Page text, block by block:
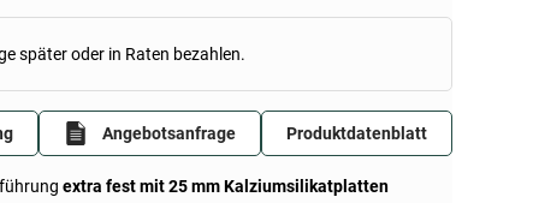
extra fest mit 25 mm Kalziumsilikatplatten
später oder in Raten bezahlen.
Angebotsanfrage Produktdatenblatt